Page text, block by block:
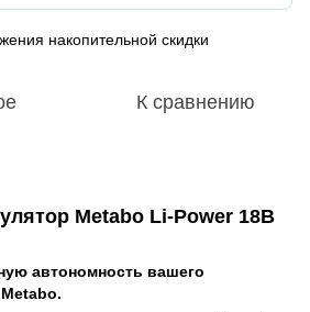
накопительной скидки
К сравнению
Metabo Li-Power 18В
автономность вашего